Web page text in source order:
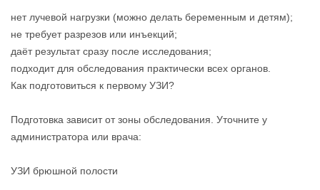
нет лучевой нагрузки (можно делать беременным и детям);
не требует разрезов или инъекций;
даёт результат сразу после исследования;
подходит для обследования практически всех органов.
Как подготовиться к первому УЗИ?
Подготовка зависит от зоны обследования. Уточните у
администратора или врача:
УЗИ брюшной полости